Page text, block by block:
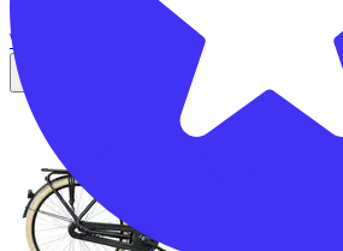
Save
View